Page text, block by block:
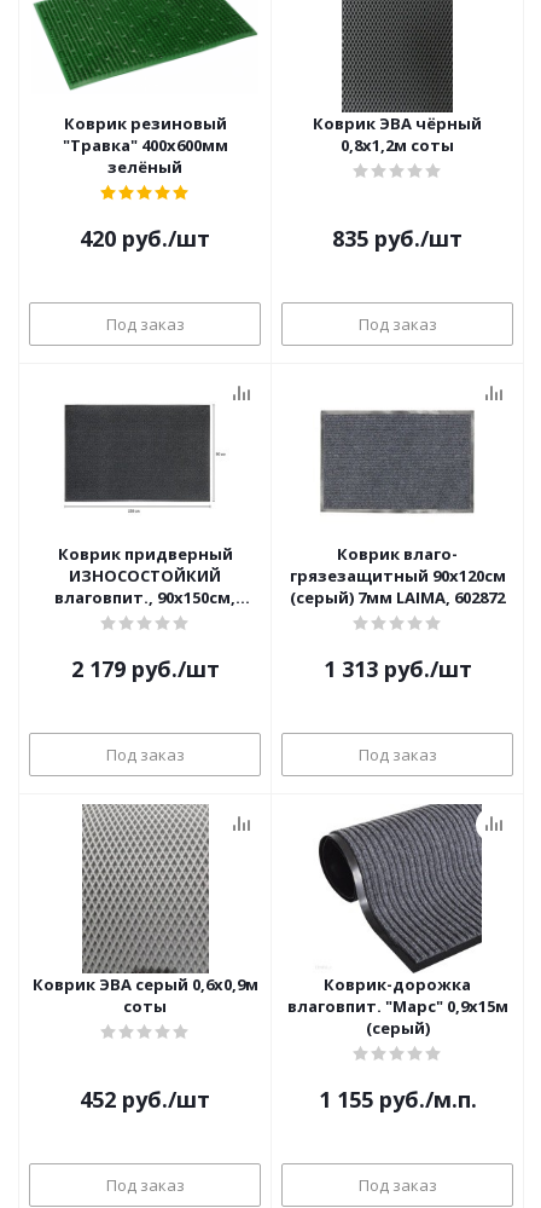
Коврик резиновый
"Травка" 400х600мм
зелёный
420 руб./шт
Под заказ
Коврик ЭВА чёрный
0,8х1,2м соты
835 руб./шт
Под заказ
Коврик придверный
ИЗНОСОСТОЙКИЙ
влаговпит., 90х150см,
ТАФТИНГ, LAIMA EXPERT,
2 179руб./шт
Под заказ
Коврик влаго-
грязезащитный 90х120см
(серый) 7мм LAIMA, 602872
1 313руб./шт
Под заказ
Коврик ЭВА серый 0,6х0,9м
соты
452 руб./шт
Под заказ
Коврик-дорожка
влаговпит. "Марс" 0,9х15м
(серый)
1 155руб./м.п.
Под заказ